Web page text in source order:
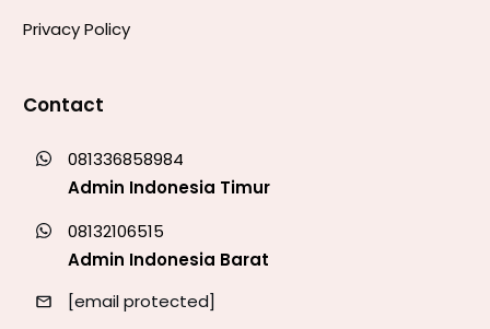
Privacy Policy
Contact
081336858984
Admin Indonesia Timur
08132106515
Admin Indonesia Barat
[email protected]